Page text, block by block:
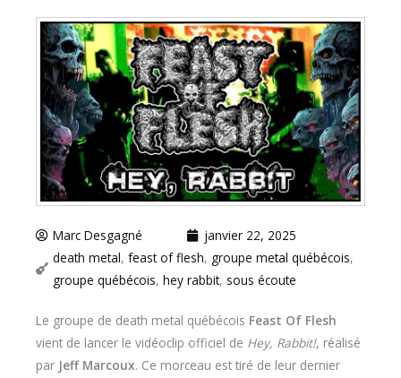
Marc Desgagné
janvier 22, 2025
death metal, feast of flesh, groupe metal québécois,
groupe québécois, hey rabbit, sous écoute
Le groupe de death metal québécois Feast Of Flesh
vient de lancer le vidéoclip officiel de Hey, Rabbit!, réalisé
par Jeff Marcoux. Ce morceau est tiré de leur dernier